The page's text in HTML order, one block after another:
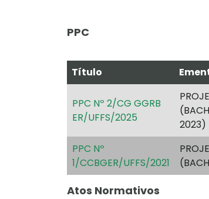
PPC
Título
PPC Nº 2/CG GGRB
ER/UFFS/2025
2023)
PPC Nº
1/CCBGER/UFFS/2021
Atos Normativos